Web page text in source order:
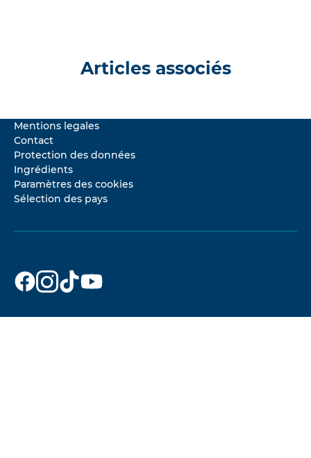
Articles associés
Mentions legales
Contact
Protection des données
Ingrédients
Paramètres des cookies
Sélection des pays
Dr. Beckmann
sur
Dr. Beckmann
sur
Dr. Beckmann
sur